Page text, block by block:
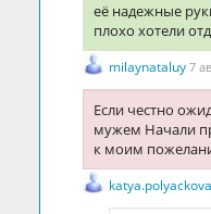
её надежные
плохо хотели
milaynataluy7
Если честно
мужем Начали
к моим